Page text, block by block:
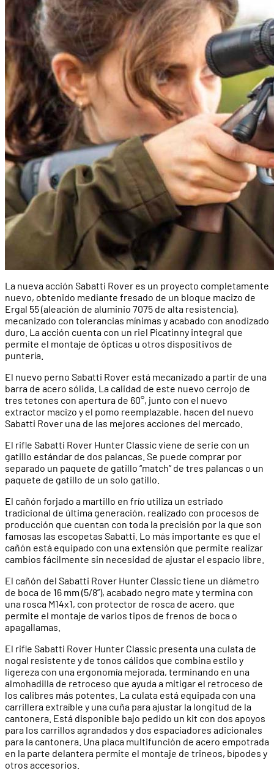
La nueva acción Sabatti Rover es un proyecto completamente
nuevo, obtenido mediante fresado de un bloque macizo de
Ergal 55 (aleación de aluminio 7075 de alta resistencia),
mecanizado con tolerancias mínimas y acabado con anodizado
duro. La acción cuenta con un riel Picatinny integral que
permite el montaje de ópticas u otros dispositivos de
puntería.
El nuevo perno Sabatti Rover está mecanizado a partir de una
barra de acero sólida. La calidad de este nuevo cerrojo de
tres tetones con apertura de 60°, junto con el nuevo
extractor macizo y el pomo reemplazable, hacen del nuevo
Sabatti Rover una de las mejores acciones del mercado.
El rifle Sabatti Rover Hunter Classic viene de serie con un
gatillo estándar de dos palancas. Se puede comprar por
separado un paquete de gatillo “match” de tres palancas o un
paquete de gatillo de un solo gatillo.
El cañón forjado a martillo en frío utiliza un estriado
tradicional de última generación, realizado con procesos de
producción que cuentan con toda la precisión por la que son
famosas las escopetas Sabatti. Lo más importante es que el
cañón está equipado con una extensión que permite realizar
cambios fácilmente sin necesidad de ajustar el espacio libre.
El cañón del Sabatti Rover Hunter Classic tiene un diámetro
de boca de 16 mm (5/8”), acabado negro mate y termina con
una rosca M14x1, con protector de rosca de acero, que
permite el montaje de varios tipos de frenos de boca o
apagallamas.
El rifle Sabatti Rover Hunter Classic presenta una culata de
nogal resistente y de tonos cálidos que combina estilo y
ligereza con una ergonomía mejorada, terminando en una
almohadilla de retroceso que ayuda a mitigar el retroceso de
los calibres más potentes. La culata está equipada con una
carrillera extraíble y una cuña para ajustar la longitud de la
cantonera. Está disponible bajo pedido un kit con dos apoyos
para los carrillos agrandados y dos espaciadores adicionales
para la cantonera. Una placa multifunción de acero empotrada
en la parte delantera permite el montaje de trineos, bípodes y
otros accesorios.